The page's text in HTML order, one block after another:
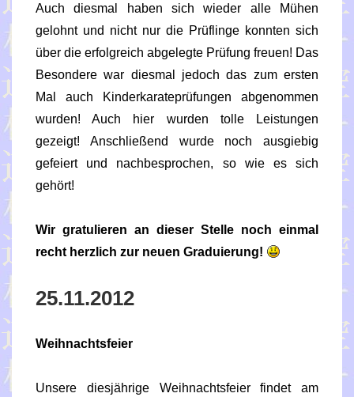
Auch diesmal haben sich wieder alle Mühen
gelohnt und nicht nur die Prüflinge konnten sich
über die erfolgreich abgelegte Prüfung freuen! Das
Besondere war diesmal jedoch das zum ersten
Mal auch Kinderkarateprüfungen abgenommen
wurden! Auch hier wurden tolle Leistungen
gezeigt! Anschließend wurde noch ausgiebig
gefeiert und nachbesprochen, so wie es sich
gehört!
Wir gratulieren an dieser Stelle noch einmal
recht herzlich zur neuen Graduierung!
25.11.2012
Weihnachtsfeier
Unsere diesjährige Weihnachtsfeier findet am